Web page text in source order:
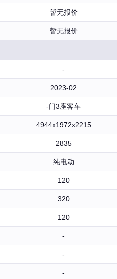
暂无报价
暂无报价
-
2023-02
-门3座客车
4944x1972x2215
2835
纯电动
120
320
120
-
-
-